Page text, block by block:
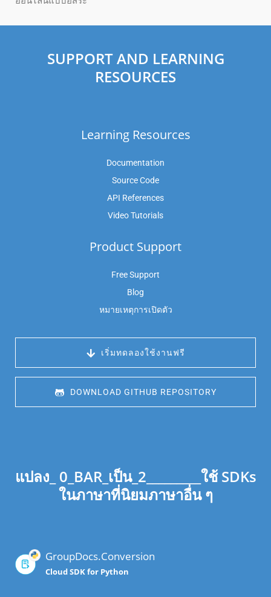
SUPPORT AND LEARNING
RESOURCES
Learning Resources
Documentation
Source Code
API References
Video Tutorials
Product Support
Free Support
Blog
หมายเหตุการเปิดตัว
เริ่มทดลองใช้งานฟรี
DOWNLOAD GITHUB REPOSITORY
แปลง_ 0_BAR_เป็น_2_________ใช้ SDKs
ในภาษาที่นิยมภาษาอื่น ๆ
GroupDocs.Conversion
Cloud SDK for Python